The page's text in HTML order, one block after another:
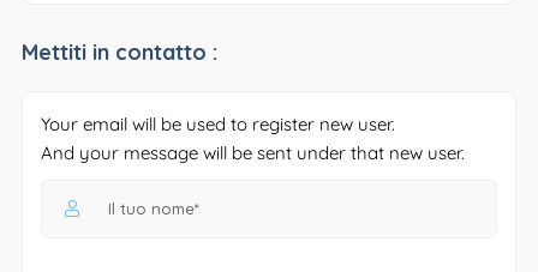
Mettiti in contatto :
Your email will be used to register new user.
And your message will be sent under that new user.